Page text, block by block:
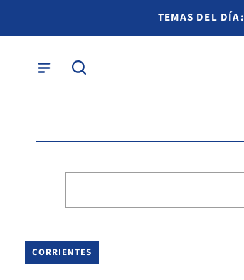
TEMAS DEL DÍA:
CORRIENTES